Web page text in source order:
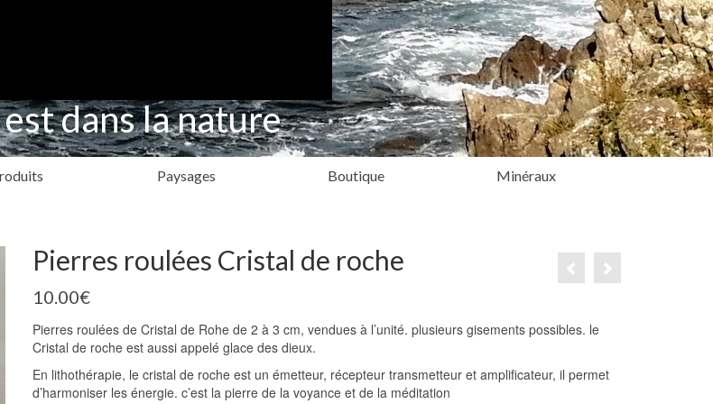
dans la nature
Paysages Boutique Minéraux
Pierres roulées Cristal de roche
10.00€
Pierres roulées de Cristal de Rohe de 2 à 3 cm, vendues à l’unité. plusieurs gisements possibles. le
Cristal de roche est aussi appelé glace des dieux.
En lithothérapie, le cristal de roche est un émetteur, récepteur transmetteur et amplificateur, il permet
d’harmoniser les énergie. c’est la pierre de la voyance et de la méditation